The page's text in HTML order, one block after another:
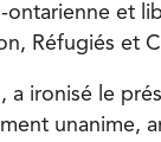
ontarienne et
Réfugiés et
a ironisé le
unanime,